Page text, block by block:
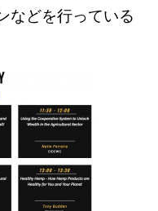
などを行っている